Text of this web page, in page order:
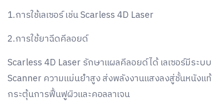
1.การใช้เลเซอร์ เช่น Scarless 4D Laser
2.การใช้ยาฉีดคีลอยด์
Scarless 4D Laser รักษาแผลคีลอยด์ได้ เลเซอร์มีระบบ
Scanner ความแม่นยำสูง ส่งพลังงานแสงลงสู่ชั้นหนังแท้
กระตุ้นการฟื้นฟูผิวและคอลลาเจน